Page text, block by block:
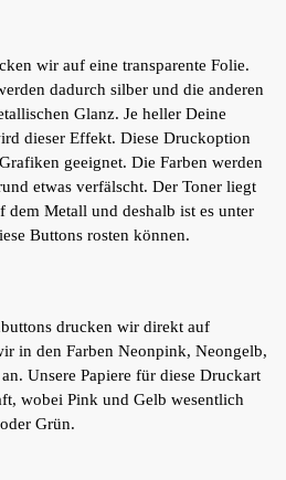
wir auf eine transparente Folie.
dadurch silber und die anderen
Glanz. Je heller Deine
dieser Effekt. Diese Druckoption
geeignet. Die Farben werden
etwas verfälscht. Der Toner liegt
dem Metall und deshalb ist es unter
Buttons rosten können.
drucken wir direkt auf
in den Farben Neonpink, Neongelb,
Unsere Papiere für diese Druckart
wobei Pink und Gelb wesentlich
Grün.